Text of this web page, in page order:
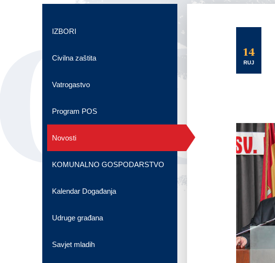
14
RUJ
IZBORI
Civilna zaštita
Vatrogastvo
Program POS
Novosti
KOMUNALNO GOSPODARSTVO
Kalendar Događanja
Udruge građana
Savjet mladih